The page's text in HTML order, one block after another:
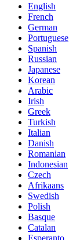
English
French
German
Portuguese
Spanish
Russian
Japanese
Korean
Arabic
Irish
Greek
Turkish
Italian
Danish
Romanian
Indonesian
Czech
Afrikaans
Swedish
Polish
Basque
Catalan
Esperanto